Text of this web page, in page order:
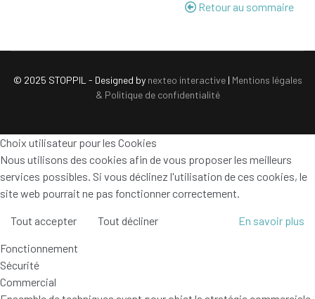
Retour au sommaire
© 2025 STOPPIL - Designed by nexteo interactive| Mentions légales
& Politique de confidentialité
Choix utilisateur pour les Cookies
Nous utilisons des cookies afin de vous proposer les meilleurs
services possibles. Si vous déclinez l'utilisation de ces cookies, le
site web pourrait ne pas fonctionner correctement.
Tout accepter Tout décliner En savoir plus
Fonctionnement
Sécurité
Commercial